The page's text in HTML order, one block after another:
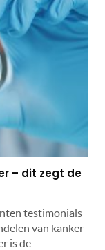
– dit zegt de
testimonials
van kanker
is de